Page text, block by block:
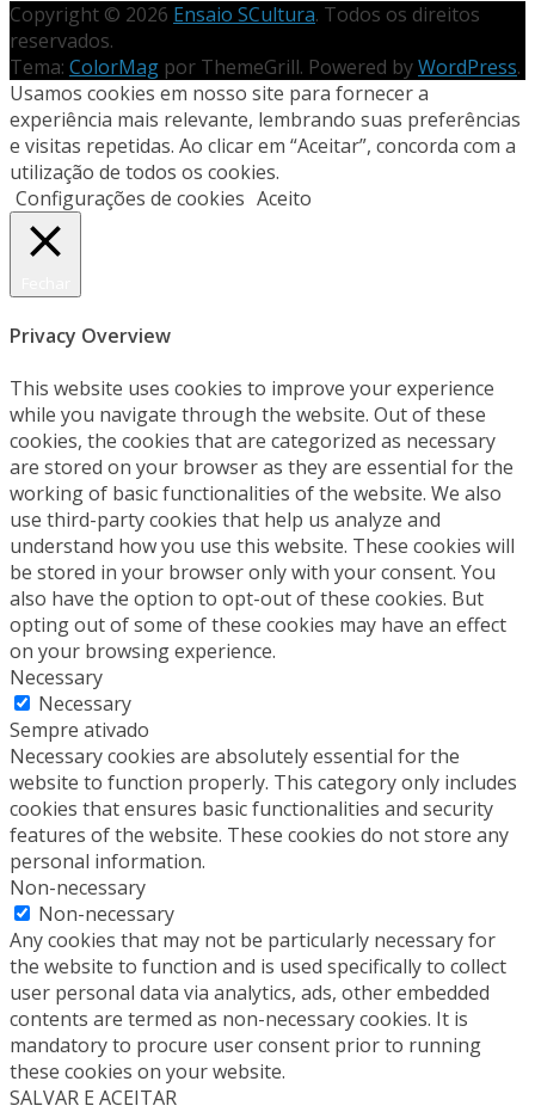
Copyright © 2026 Ensaio SCultura. Todos os direitos
reservados.
Tema: ColorMag por ThemeGrill. Powered byWordPress.
Usamos cookies em nosso site para fornecer a
experiência mais relevante, lembrando suas preferências
e visitas repetidas. Ao clicar em “Aceitar”, concorda com a
utilização de todos os cookies.
Configurações de cookies Aceito
Privacy Overview
This website uses cookies to improve your experience
while you navigate through the website. Out of these
cookies, the cookies that are categorized as necessary
are stored on your browser as they are essential for the
working of basic functionalities of the website. We also
use third-party cookies that help us analyze and
understand how you use this website. These cookies will
be stored in your browser only with your consent. You
also have the option to opt-out of these cookies. But
opting out of some of these cookies may have an effect
on your browsing experience.
Necessary
Necessary
Sempre ativado
Necessary cookies are absolutely essential for the
website to function properly. This category only includes
cookies that ensures basic functionalities and security
features of the website. These cookies do not store any
personal information.
Non-necessary
Non-necessary
Any cookies that may not be particularly necessary for
the website to function and is used specifically to collect
user personal data via analytics, ads, other embedded
contents are termed as non-necessary cookies. It is
mandatory to procure user consent prior to running
these cookies on your website.
SALVAR E ACEITAR